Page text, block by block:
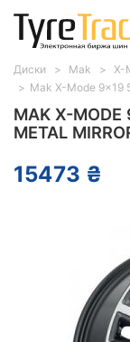
MAK X-MODE
METAL
15473 ₴
Диски Mak
X-
Mak X-Mode 9x19